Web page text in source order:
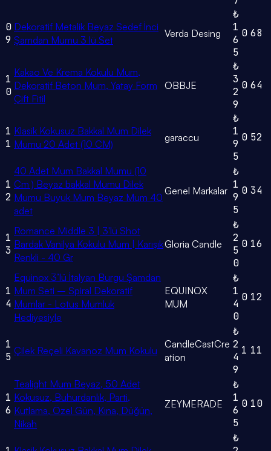
0
9
Dekoratif Metalik Beyaz Sedef İnci
Şamdan Mumu 3 lü Set
Verda Desing
₺
1
6
5
0 68
1
0
Kakao Ve Krema Kokulu Mum,
Dekoratif Beton Mum, Yatay Form
Çift Fitil
OBBJE
₺
3
2
9
0 64
1
1
Klasik Kokusuz Bakkal Mum Dilek
Mumu 20 Adet (10 CM)
garaccu
₺
1
9
5
0 52
1
2
40 Adet Mum Bakkal Mumu (10
Cm ) Beyaz bakkal Mumu Dilek
Mumu Buyuk Mum Beyaz Mum 40
adet
Genel Markalar
₺
1
9
5
0 34
1
3
Romance Middle 3 | 3'lü Shot
Bardak Vanilya Kokulu Mum | Karışık
Renkli - 40 Gr
Gloria Candle
₺
2
5
0
0 16
1
4
Equinox 3’lü İtalyan Burgu Şamdan
Mum Seti – Spiral Dekoratif
Mumlar - Lotus Mumluk
Hediyesiyle
EQUINOX
MUM
₺
1
4
0
0 12
1
5 Çilek Reçeli Kavanoz Mum Kokulu
CandleCastCre
ation
₺
2
4
9
1 11
1
6
Tealight Mum Beyaz, 50 Adet
Kokusuz, Buhurdanlık, Parti,
Kutlama, Özel Gün, Kına, Düğün,
Nikah
ZEYMERADE
₺
1
6
5
0 10
₺